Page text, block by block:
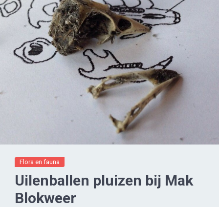
Flora en fauna
Uilenballen pluizen bij Mak
Blokweer